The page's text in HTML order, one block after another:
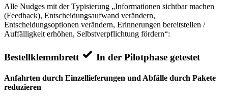
Alle Nudges mit der Typisierung „Informationen sichtbar machen
(Feedback), Entscheidungsaufwand verändern,
Entscheidungsoptionen verändern, Erinnerungen bereitstellen /
Auffälligkeit erhöhen, Selbstverpflichtung fördern“:
Bestellklemmbrett In der Pilotphase getestet
Anfahrten durch Einzellieferungen und Abfälle durch Pakete
reduzieren